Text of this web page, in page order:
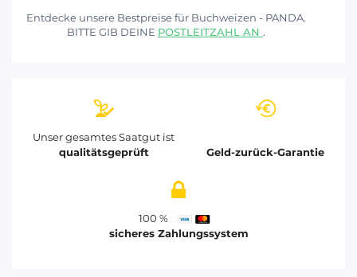
Entdecke unsere Bestpreise für Buchweizen - PANDA.
BITTE GIB DEINE POSTLEITZAHL AN .
Unser gesamtes Saatgut ist
qualitätsgeprüft
Geld-zurück-Garantie
100 %
sicheres Zahlungssystem